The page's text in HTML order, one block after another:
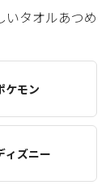
いタオルあつめ
ケモン
ィズニー